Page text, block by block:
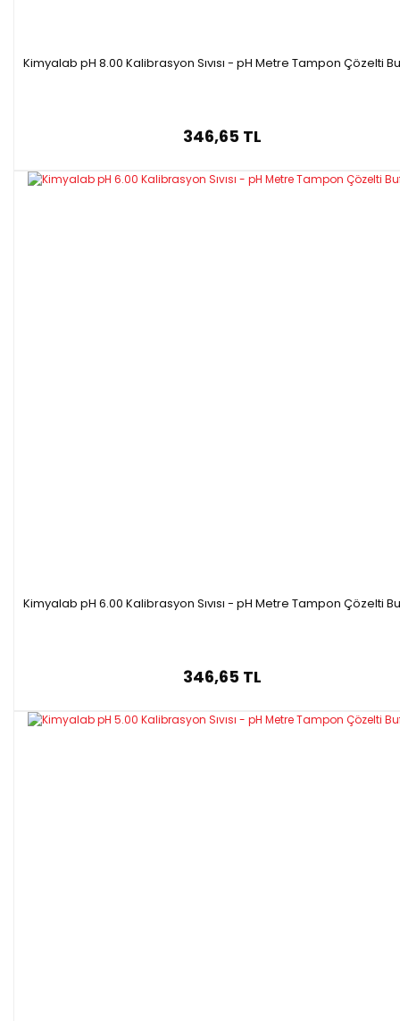
Kimyalab pH 8.00 Kalibrasyon Sıvısı - pH Metre Tampon Çözelti
346,65 TL
Kimyalab pH 6.00 Kalibrasyon Sıvısı - pH Metre Tampon Çözelti
346,65 TL